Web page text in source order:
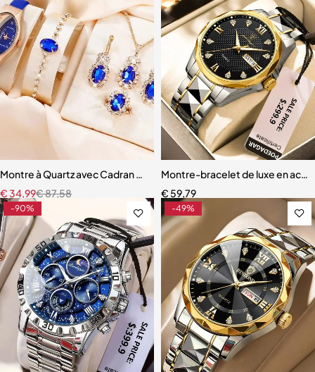
Montre à Quartz avec Cadran en Strass pour Femme
€87,58
€34,99
Montre-bracelet de luxe en
€ 59,79
-90% -49%